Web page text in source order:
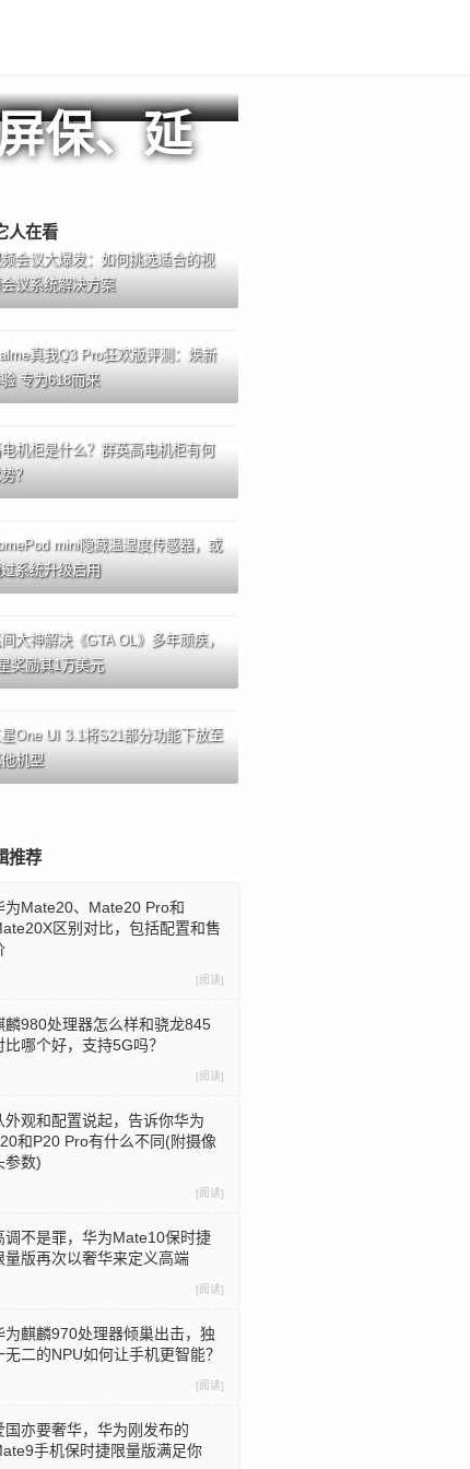
保、延
人在看
会议大爆发：如何挑选适合的视
议系统解决方案
真我Q3 Pro狂欢版评测：焕新
专为618而来
机柜是什么？群英高电机柜有何
？
mini隐藏温湿度传感器，或
系统升级启用
大神解决《GTA OL》多年顽疾，
奖励其1万美元
One UI 3.1将S21部分功能下放至
机型
推荐
为Mate20、Mate20 Pro和
区别对比，包括配置和售
[阅读]
麟980处理器怎么样和骁龙845
比哪个好，支持5G吗？
[阅读]
外观和配置说起，告诉你华为
和P20 Pro有什么不同(附摄像
参数)
[阅读]
调不是罪，华为Mate10保时捷
量版再次以奢华来定义高端
[阅读]
为麒麟970处理器倾巢出击，独
无二的NPU如何让手机更智能？
[阅读]
国亦要奢华，华为刚发布的
手机保时捷限量版满足你